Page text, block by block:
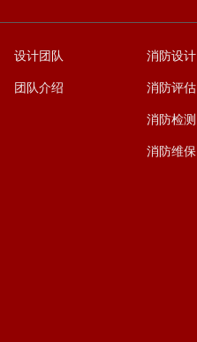
设计团队
团队介绍
消防设计
消防评估
消防检测
消防维保